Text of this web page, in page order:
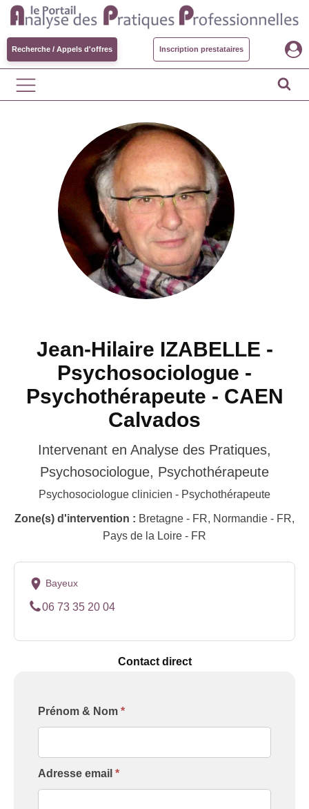
Recherche / Appels d'offres Inscription prestataires
Jean-Hilaire IZABELLE -
Psychosociologue -
Psychothérapeute - CAEN
Calvados
Intervenant en Analyse des Pratiques,
Psychosociologue, Psychothérapeute
Psychosociologue clinicien - Psychothérapeute
Zone(s) d'intervention : Bretagne - FR, Normandie - FR,
Pays de la Loire - FR
Bayeux
06 73 35 20 04
Contact direct
Formulaire
[Contact
Prénom & Nom *
Adresse email *